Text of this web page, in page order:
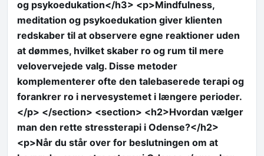
og psykoedukation</h3> <p>Mindfulness,
meditation og psykoedukation giver klienten
redskaber til at observere egne reaktioner uden
at dømmes, hvilket skaber ro og rum til mere
velovervejede valg. Disse metoder
komplementerer ofte den talebaserede terapi og
forankrer ro i nervesystemet i længere perioder.
</p> </section> <section> <h2>Hvordan vælger
man den rette stressterapi i Odense?</h2>
<p>Når du står over for beslutningen om at